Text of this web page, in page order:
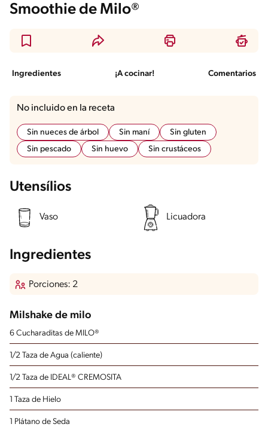
Smoothie de Milo®
Ingredientes ¡A cocinar! Comentarios
No incluido en la receta
Sin nueces de árbol Sin maní
Sin gluten
Sin pescado
Sin huevo Sin crustáceos
Utensílios
Vaso Licuadora
Ingredientes
Porciones: 2
Milshake de milo
6 Cucharaditas de MILO®
1/2 Taza de Agua (caliente)
1/2 Taza de IDEAL® CREMOSITA
1 Taza de Hielo
1 Plátano de Seda